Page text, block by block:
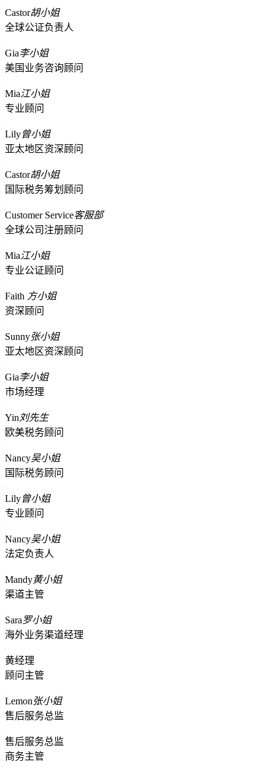
Castor胡小姐
全球公证负责人
Gia李小姐
美国业务咨询顾问
Mia江小姐
专业顾问
Lily曾小姐
亚太地区资深顾问
Castor胡小姐
国际税务筹划顾问
Customer Service客服部
全球公司注册顾问
Mia江小姐
专业公证顾问
Faith 方小姐
资深顾问
Sunny张小姐
亚太地区资深顾问
Gia李小姐
市场经理
Yin 刘先生
欧美税务顾问
Nancy吴小姐
国际税务顾问
Lily曾小姐
专业顾问
Nancy吴小姐
法定负责人
Mandy黄小姐
渠道主管
Sara罗小姐
海外业务渠道经理
黄经理
顾问主管
Lemon张小姐
售后服务总监
售后服务总监
商务主管